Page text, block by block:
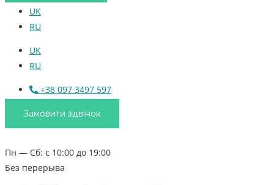
UK
RU
UK
RU
+38 097 3497 597
Замовити здвінок
Пн — Сб: с 10:00 до 19:00
Без перерыва